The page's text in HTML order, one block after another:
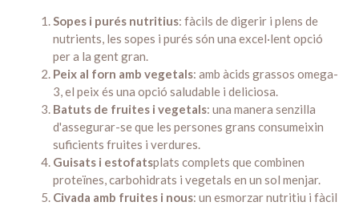
Sopes i purés nutritius: fàcils de digerir i plens de
nutrients, les sopes i purés són una excel·lent opció
per a la gent gran.
Peix al forn amb vegetals: amb àcids grassos omega-
3, el peix és una opció saludable i deliciosa.
Batuts de fruites i vegetals: una manera senzilla
d'assegurar-se que les persones grans consumeixin
suficients fruites i verdures.
Guisats i estofatsplats complets que combinen
proteïnes, carbohidrats i vegetals en un sol menjar.
Civada amb fruites i nous: un esmorzar nutritiu i fàcil